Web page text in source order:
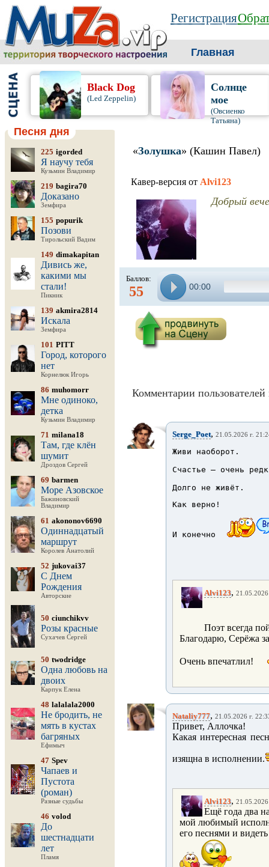
Регистрация
Главная
Black Dog
(Led Zeppelin)
Солнце
мое
(Овсиенко
Татьяна)
Песня дня
225 igorded
Я научу тебя
Кузьмин Владимир
219 bagira70
Доказано
Земфира
155 popurik
Позови
Тирольский Вадим
149 dimakapitan
Дивись же,
какими мы
стали!
Пикник
139 akmira2814
Искала
Земфира
101 PITT
Город, которого
нет
Корнелюк Игорь
86 muhomorr
Мне одиноко,
детка
Кузьмин Владимир
71 milana18
Там, где клён
шумит
Дроздов Сергей
69 barmen
Море Азовское
Бажиновский
Владимир
61 akononov6690
Одиннадцатый
маршрут
Королев Анатолий
52 jukovai37
С Днем
Рождения
Авторские
50 ciunchikvv
Розы красные
Сухачев Сергей
50 twodridge
Одна любовь на
двоих
Карпук Елена
48 lalalala2000
Не бродить, не
мять в кустах
багряных
Ефимыч
47 Spev
Чапаев и
Пустота
(роман)
Разные судьбы
46 volod
До
шестнадцати
лет
Пламя
«Золушка» (Кашин Павел)
Кавер-версия от Alvi123
Добрый
Баллов:
55 00:00
Комментарии пользователей
Serge_Poet, 21.05.2026 г.
Живи наоборот.
Счастье — очень
Долго не живёт.
Как верно!
И конечно
Alvi123,
Поэт всегда
Благодарю, Серёжа
Очень впечатлил!
Nataliy777, 21.05.2026 г.
Привет, Аллочка!
Какая интересная
изящна в исполнении.
Alvi123,
Ещё года два
мой любимый
его песнями и